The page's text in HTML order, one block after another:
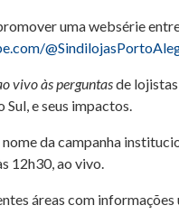
uma websérie
vivo às perguntasde
e seus impactos.
da campanha
12h30, ao vivo.
áreas com